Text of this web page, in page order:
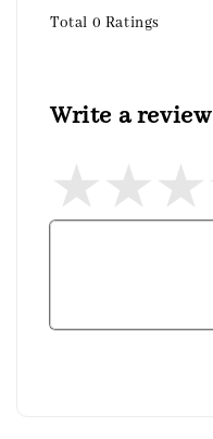
Total 0 Ratings
Write a review